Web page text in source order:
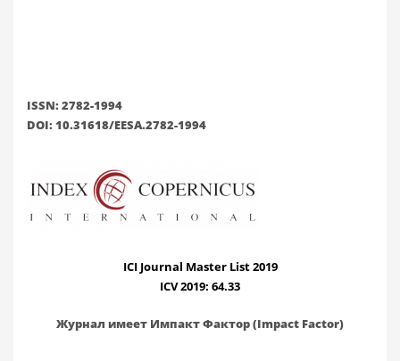
ISSN: 2782-1994
DOI: 10.31618/EESA.2782-1994
ICI Journal Master List 2019
ICV 2019: 64.33
Журнал имеет Импакт Фактор (Impact Factor)